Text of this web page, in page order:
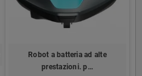
Robot a batteria ad alte
prestazioni. p…